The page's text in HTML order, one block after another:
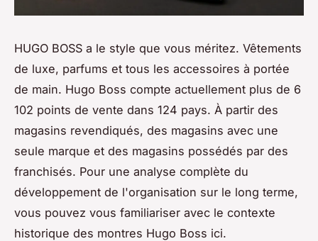
HUGO BOSS a le style que vous méritez. Vêtements
de luxe, parfums et tous les accessoires à portée
de main. Hugo Boss compte actuellement plus de 6
102 points de vente dans 124 pays. À partir des
magasins revendiqués, des magasins avec une
seule marque et des magasins possédés par des
franchisés. Pour une analyse complète du
développement de l'organisation sur le long terme,
vous pouvez vous familiariser avec le contexte
historique des montres Hugo Boss ici.